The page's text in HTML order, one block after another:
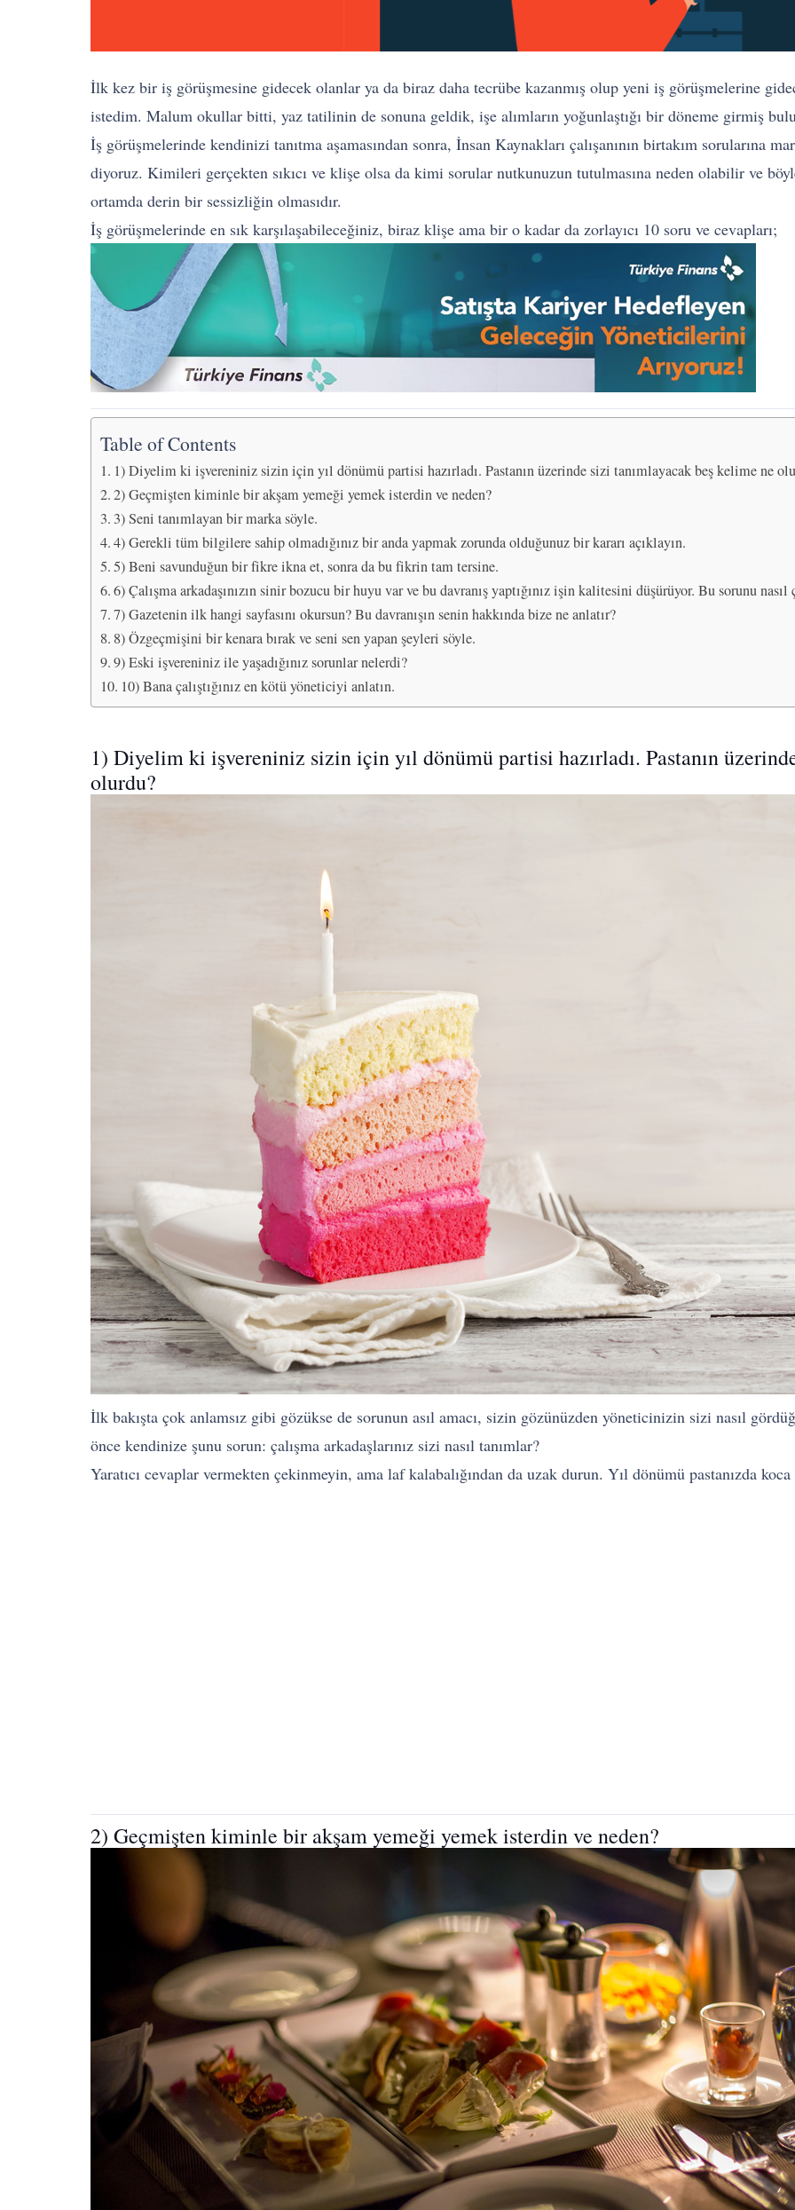
İlk kez bir iş görüşmesine gidecek olanlar ya da biraz daha tecrübe kazanmış olup yeni iş görüşmelerine
istedim. Malum okullar bitti, yaz tatilinin de sonuna geldik, işe alımların yoğunlaştığı bir döneme girmiş
İş görüşmelerinde kendinizi tanıtma aşamasından sonra, İnsan Kaynakları çalışanının birtakım sorularına
diyoruz. Kimileri gerçekten sıkıcı ve klişe olsa da kimi sorular nutkunuzun tutulmasına neden olabilir ve
ortamda derin bir sessizliğin olmasıdır.
İş görüşmelerinde en sık karşılaşabileceğiniz, biraz klişe ama bir o kadar da zorlayıcı 10 soru ve cevapları;
Table of Contents
1) Diyelim ki işvereniniz sizin için yıl dönümü partisi hazırladı. Pastanın üzerinde sizi tanımlayacak beş kelime ne
2) Geçmişten kiminle bir akşam yemeği yemek isterdin ve neden?
3) Seni tanımlayan bir marka söyle.
4) Gerekli tüm bilgilere sahip olmadığınız bir anda yapmak zorunda olduğunuz bir kararı açıklayın.
5) Beni savunduğun bir fikre ikna et, sonra da bu fikrin tam tersine.
6) Çalışma arkadaşınızın sinir bozucu bir huyu var ve bu davranış yaptığınız işin kalitesini düşürüyor. Bu sorunu nasıl
7) Gazetenin ilk hangi sayfasını okursun? Bu davranışın senin hakkında bize ne anlatır?
8) Özgeçmişini bir kenara bırak ve seni sen yapan şeyleri söyle.
9) Eski işvereniniz ile yaşadığınız sorunlar nelerdi?
10) Bana çalıştığınız en kötü yöneticiyi anlatın.
1) Diyelim ki işvereniniz sizin için yıl dönümü partisi hazırladı. Pastanın
olurdu?
İlk bakışta çok anlamsız gibi gözükse de sorunun asıl amacı, sizin gözünüzden yöneticinizin sizi nasıl
önce kendinize şunu sorun: çalışma arkadaşlarınız sizi nasıl tanımlar?
Yaratıcı cevaplar vermekten çekinmeyin, ama laf kalabalığından da uzak durun. Yıl dönümü pastanızda
2) Geçmişten kiminle bir akşam yemeği yemek isterdin ve neden?